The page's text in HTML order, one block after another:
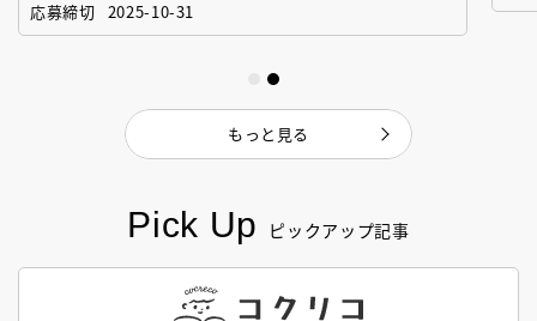
Pick Up ピックアップ記事
応募締切 2025-10-31
もっと見る